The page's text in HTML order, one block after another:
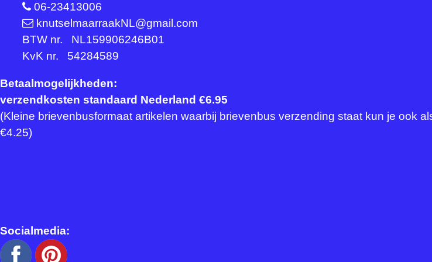
06-23413006
knutselmaarraakNL@gmail.com
BTW nr. NL159906246B01
KvK nr. 54284589
Betaalmogelijkheden:
verzendkosten standaard Nederland €6.95
(Kleine brievenbusformaat artikelen waarbij brievenbus verzending staat kun je ook
€4.25)
Socialmedia: